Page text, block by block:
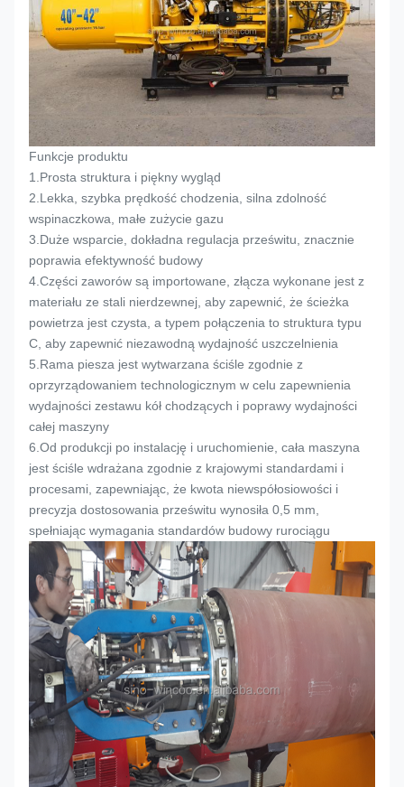
Funkcje produktu
1. Prosta struktura i piękny wygląd
2. Lekka, szybka prędkość chodzenia, silna zdolność
wspinaczkowa, małe zużycie gazu
3. Duże wsparcie, dokładna regulacja prześwitu, znacznie
poprawia efektywność budowy
4. Części zaworów są importowane, złącza wykonane jest z
materiału ze stali nierdzewnej, aby zapewnić, że ścieżka
powietrza jest czysta, a typem połączenia to struktura typu
C, aby zapewnić niezawodną wydajność uszczelnienia
5. Rama piesza jest wytwarzana ściśle zgodnie z
oprzyrządowaniem technologicznym w celu zapewnienia
wydajności zestawu kół chodzących i poprawy wydajności
całej maszyny
6. Od produkcji po instalację i uruchomienie, cała maszyna
jest ściśle wdrażana zgodnie z krajowymi standardami i
procesami, zapewniając, że kwota niewspółosiowości i
precyzja dostosowania prześwitu wynosiła 0,5 mm,
spełniając wymagania standardów budowy rurociągu